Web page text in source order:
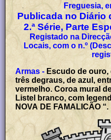
Freguesia,
Publicada no Diário
2.ª Série, Parte
Registado na
Locais, com o n.º
Armas - Escudo de
três degraus, de azul,
vermelho. Coroa mural
Listel branco, com
NOVA DE FAMALICÃO “.